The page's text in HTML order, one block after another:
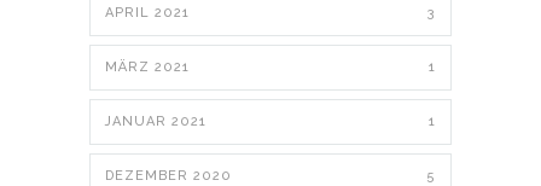
APRIL 2021 3
MÄRZ 2021 1
JANUAR 2021 1
DEZEMBER 2020 5